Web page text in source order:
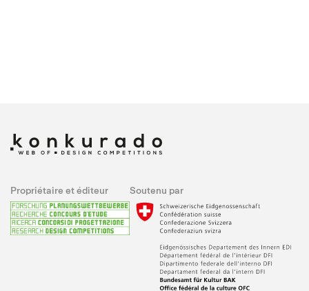
Propriétaire et éditeur Soutenu par